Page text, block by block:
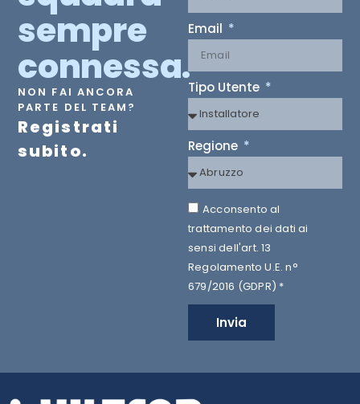
sempre
connessa.
NON FAI ANCORA
PARTE DEL TEAM?
Registrati
subito.
Email
Tipo Utente
Regione
Acconsento al
trattamento dei dati ai
sensi dell'art. 13
Regolamento U.E. n°
679/2016 (GDPR) *
Invia